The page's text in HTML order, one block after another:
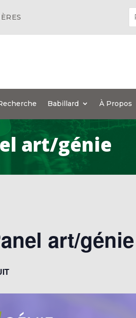
Babillard À Propos
art/génie
art/génie